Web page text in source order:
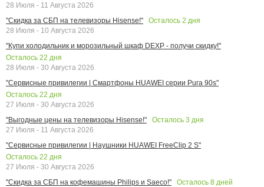
28 Июля - 11 Августа 2026
"Скидка за СБП на телевизоры Hisense!"
Осталось 2 дня
28 Июля - 10 Августа 2026
"Купи холодильник и морозильный шкаф DEXP - получи скидку!"
Осталось 22 дня
28 Июля - 30 Августа 2026
"Сервисные привилегии | Смартфоны HUAWEI серии Pura 90s"
Осталось 22 дня
27 Июля - 30 Августа 2026
"Выгодные цены на телевизоры Hisense!"
Осталось 3 дня
27 Июля - 11 Августа 2026
"Сервисные привилегии | Наушники HUAWEI FreeClip 2 S"
Осталось 22 дня
27 Июля - 30 Августа 2026
"Скидка за СБП на кофемашины Philips и Saeco!"
Осталось 8 дней